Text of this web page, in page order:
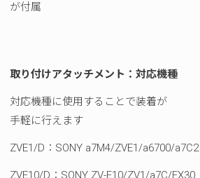
が付属
取り付けアタッチメント：対応機種
対応機種に使用することで装着が
手軽に行えます
ZVE1/D：SONY a7M4/ZVE1/a6700/a7C2